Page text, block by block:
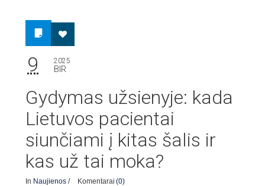
9 2025
BIR
Gydymas užsienyje: kada
Lietuvos pacientai
siunčiami į kitas šalis ir
kas už tai moka?
In Naujienos / Komentarai (0)